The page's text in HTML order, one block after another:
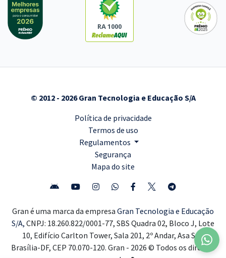
RA 1000
© 2012 - 2026 Gran Tecnologia e Educação S/A
Política de privacidade
Termos de uso
Regulamentos
Segurança
Mapa do site
Gran é uma marca da empresa Gran Tecnologia e Educação
S/A, CNPJ: 18.260.822/0001-77, SBS Quadra 02, Bloco J, Lote
10, Edifício Carlton Tower, Sala 201, 2º Andar, Asa Sul,
Brasília-DF, CEP 70.070-120. Gran - 2026 © Todos os direitos